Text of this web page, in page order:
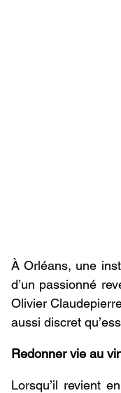
À Orléans, une
d’un passionné
Olivier
aussi discret
Redonner vie au
Lorsqu’il revient